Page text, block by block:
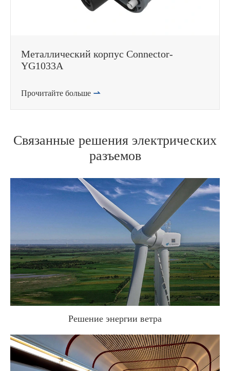
Металлический корпус Connector-
YG1033A
Прочитайте больше 
Связанные решения электрических
разъемов
Решение энергии ветра